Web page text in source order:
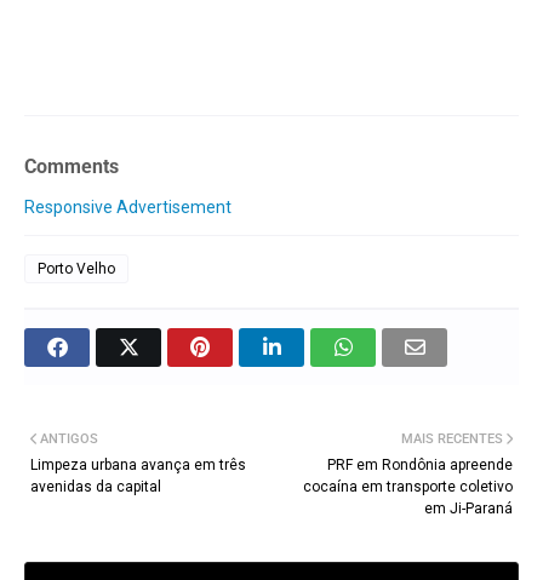
Comments
Responsive Advertisement
Porto Velho
MAIS RECENTES
PRF em Rondônia apreende
cocaína em transporte coletivo
em Ji-Paraná
ANTIGOS
Limpeza urbana avança em três
avenidas da capital